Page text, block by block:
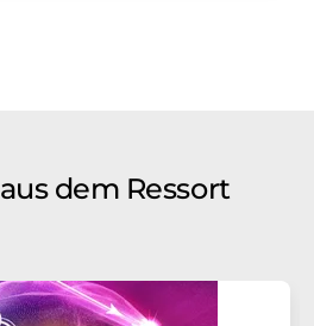
dem Ressort